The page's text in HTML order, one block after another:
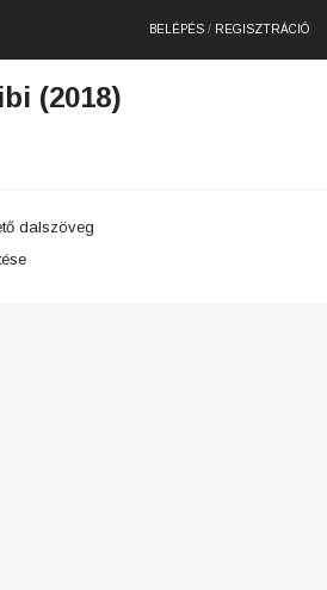
BELÉPÉS / REGISZTRÁCIÓ
(2018)
dalszöveg